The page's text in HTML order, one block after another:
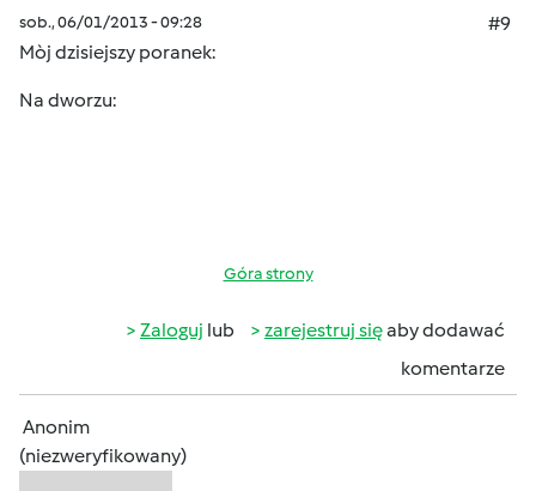
sob., 06/01/2013 - 09:28
#9
Mòj dzisiejszy poranek:
Na dworzu:
Góra strony
Zaloguj lub zarejestruj sięaby dodawać
komentarze
Anonim
(niezweryfikowany)